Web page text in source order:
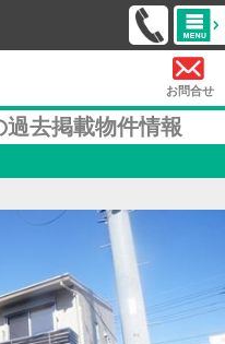
お問合せ
去掲載物件情報